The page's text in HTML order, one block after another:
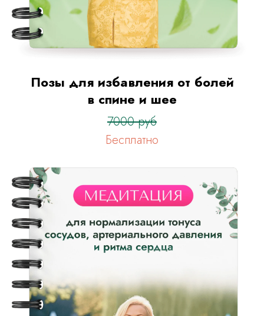
Позы для избавления от болей
в спине и шее
7000 руб
Бесплатно
Оформить заявку
на тариф “Максимальный”